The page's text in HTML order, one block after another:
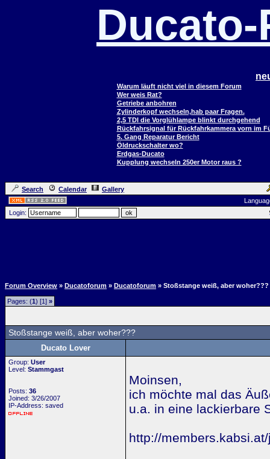
Warum läuft nicht viel in diesem Forum
Wer weis Rat?
Getriebe anbohren
Zylinderkopf wechseln,hab paar Fragen.
2,5 TDI die Vorglühlampe blinkt durchgehend
Rückfahrsignal für Rückfahrkammera vorn im
5. Gang Reparatur Bericht
Öldruckschalter wo?
Erdgas-Ducato
Kupplung wechseln 250er Motor raus ?
Search Calendar
Gallery
Login:
Forum Overview » Ducatoforum » Ducatoforum » Stoßstange weiß, aber woher???
Pages: (1) [1] »
Stoßstange weiß, aber woher???
Ducato Lover
Group: User
Level: Stammgast
Posts: 36
Joined: 3/26/2007
IP-Address: saved
Moinsen,
ich möchte mal das
u.a. in eine lackierbare
http://